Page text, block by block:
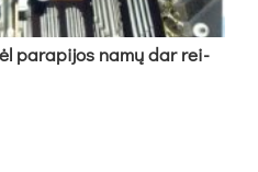
pa­ra­pi­jos na­mų dar rei­